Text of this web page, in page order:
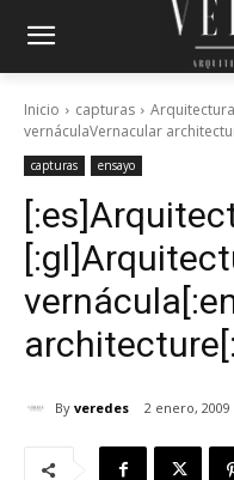
Inicio capturas
vernáculaVernacular
capturas ensayo
By veredes 2 enero, 2009